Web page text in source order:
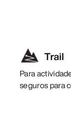
Trail
Para
seguros para